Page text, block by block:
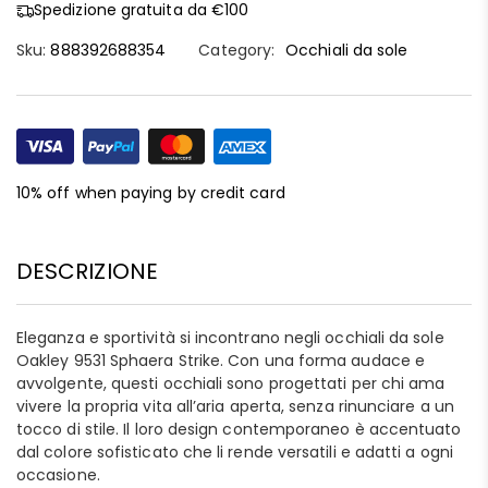
Spedizione gratuita da €100
Sku: 888392688354 Category: Occhiali da sole
10% off when paying by credit card
DESCRIZIONE
Eleganza e sportività si incontrano negli occhiali da sole
Oakley 9531 Sphaera Strike. Con una forma audace e
avvolgente, questi occhiali sono progettati per chi ama
vivere la propria vita all’aria aperta, senza rinunciare a un
tocco di stile. Il loro design contemporaneo è accentuato
dal colore sofisticato che li rende versatili e adatti a ogni
occasione.